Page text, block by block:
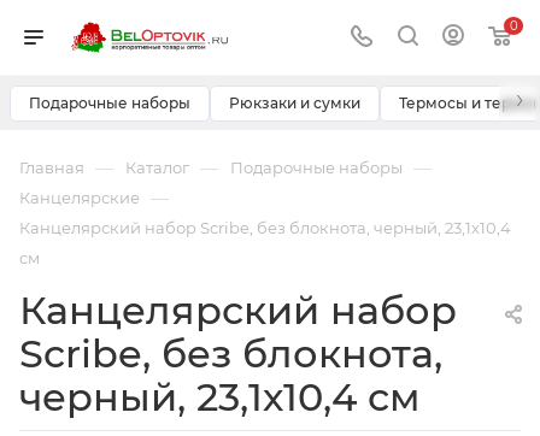
0
Подарочные наборы Рюкзаки и сумки Термосы и ›
Главная — Каталог — Подарочные наборы —
Канцелярские —
Канцелярский набор Scribe, без блокнота, черный, 23,1х10,4
см
Канцелярский набор
Scribe, без блокнота,
черный, 23,1х10,4 см